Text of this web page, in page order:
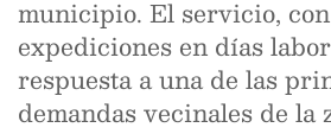
municipio. El servicio,
expediciones en días
respuesta a una de las
demandas vecinales de la